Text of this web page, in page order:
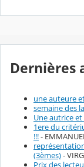
Dernières
une auteure
semaine des
Une autrice
1ere du
!!!-
(3èmes)-
Prix des